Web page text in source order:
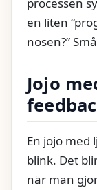
processen
en liten
nosen?”
Jojo
En jojo med
blink. Det
när man